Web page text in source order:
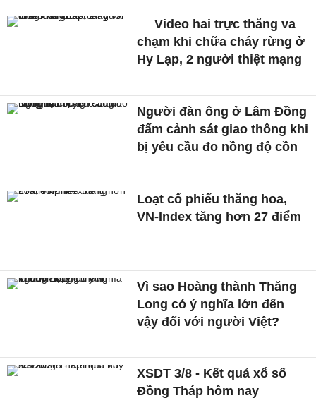
Video hai trực thăng va
chạm khi chữa cháy rừng ở
Hy Lạp, 2 người thiệt mạng
Người đàn ông ở Lâm Đồng
đấm cảnh sát giao thông khi
bị yêu cầu đo nồng độ cồn
Loạt cổ phiếu thăng hoa,
VN-Index tăng hơn 27 điểm
Vì sao Hoàng thành Thăng
Long có ý nghĩa lớn đến
vậy đối với người Việt?
XSDT 3/8 - Kết quả xổ số
Đồng Tháp hôm nay